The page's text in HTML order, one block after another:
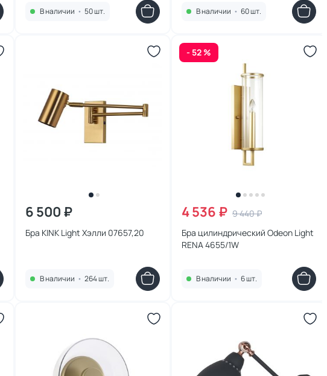
В наличии • 50 шт. В наличии • 60 шт.
6 500 ₽
Бра KINK Light Хэлли 07657,20
В наличии • 264 шт.
- 52 %
4 536 ₽ 9 440 ₽
Бра цилиндрический Odeon Light
RENA 4655/1W
В наличии • 6 шт.